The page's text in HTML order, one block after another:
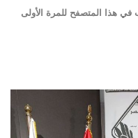
في هذا المتصفح للمرة الأولى